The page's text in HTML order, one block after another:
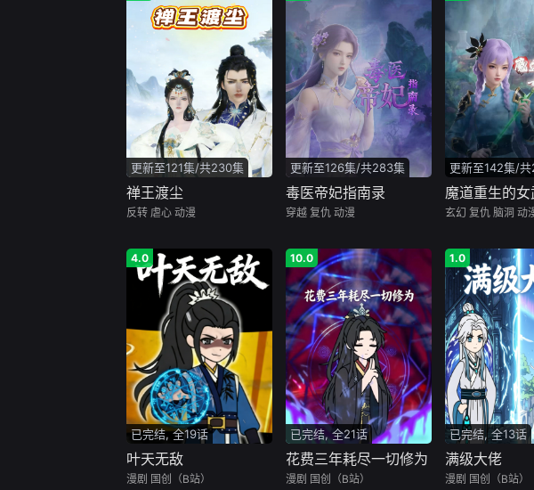
更新至121集/共230集
禅王渡尘
反转 虐心 动漫
更新至126集/共283集
毒医帝妃指南录
穿越 复仇 动漫
更新至142集/共
魔道重生的女
玄幻 复仇 脑洞 动
4.0
已完结, 全19话
叶天无敌
漫剧 国创（B站）
10.0
已完结, 全21话
花费三年耗尽一切修为
漫剧 国创（B站）
1.0
已完结, 全13话
满级大佬
漫剧 国创（B站）